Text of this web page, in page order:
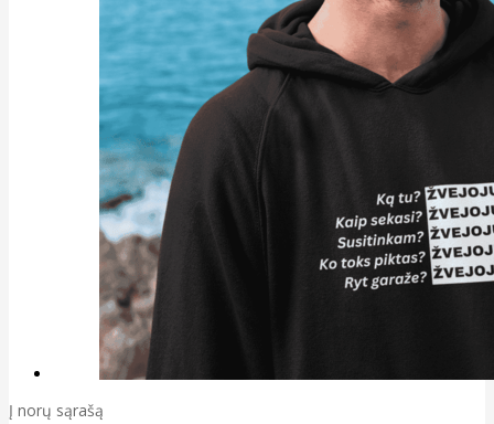
Į norų sąrašą